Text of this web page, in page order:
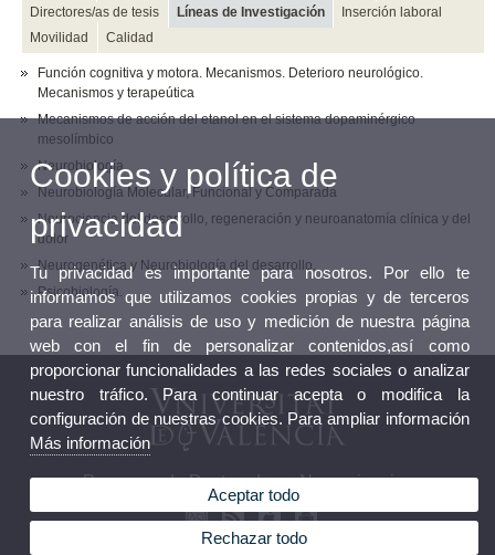
Directores/as de tesis
Líneas de Investigación
Inserción laboral
Movilidad
Calidad
Función cognitiva y motora. Mecanismos. Deterioro neurológico.
Mecanismos y terapeútica
Mecanismos de acción del etanol en el sistema dopaminérgico
mesolímbico
Neurobiología
Neurobiología Molecular, Funcional y Comparada
Neurociencia del desarrollo, regeneración y neuroanatomía clínica y del
dolor
Neurogenética y Neurobiología del desarrollo.
Psicobiología.
Programa de Doctorado en Neurociencias
Cookies y política de
privacidad
Tu privacidad es importante para nosotros. Por ello te
informamos que utilizamos cookies propias y de terceros
para realizar análisis de uso y medición de nuestra página
web con el fin de personalizar contenidos,así como
proporcionar funcionalidades a las redes sociales o analizar
nuestro tráfico. Para continuar acepta o modifica la
configuración de nuestras cookies. Para ampliar información
Más información
Aceptar todo
Rechazar todo